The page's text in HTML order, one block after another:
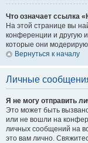
Что означает ссылка
На этой странице вы
конференции и другую
которые они
Вернуться к началу
Личные
Я не могу отправить
Это может быть
или не вошли на
личных сообщений на
это вам лично.